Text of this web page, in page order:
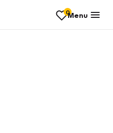
0Menu